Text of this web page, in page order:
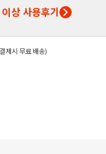
상 사용후기
제시 무료 배송)